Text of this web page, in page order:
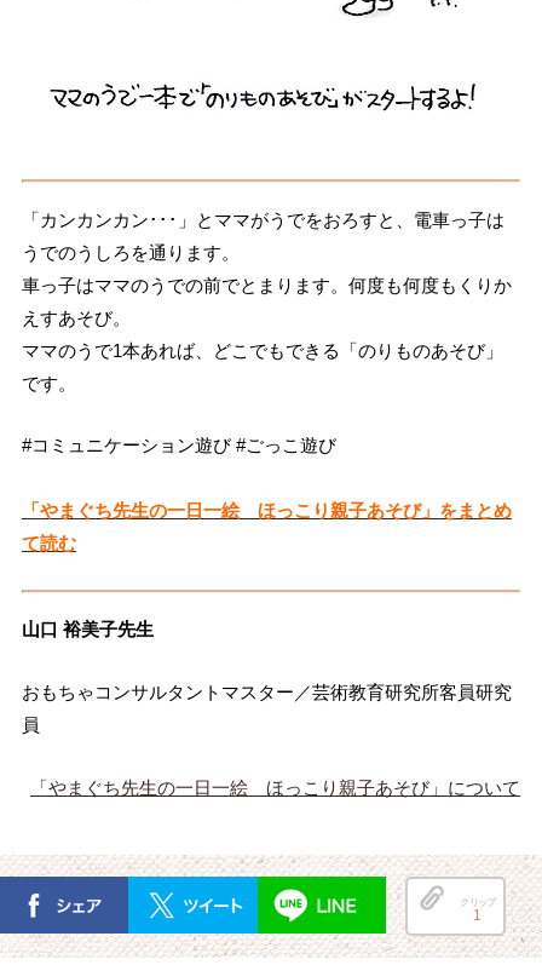
「カンカンカン･･･」とママがうでをおろすと、電車っ子は
うでのうしろを通ります。
車っ子はママのうでの前でとまります。何度も何度もくりか
えすあそび。
ママのうで1本あれば、どこでもできる「のりものあそび」
です。
#コミュニケーション遊び #ごっこ遊び
「やまぐち先生の一日一絵 ほっこり親子あそび」をまとめ
て読む
山口 裕美子先生
おもちゃコンサルタントマスター／芸術教育研究所客員研究
員
「やまぐち先生の一日一絵 ほっこり親子あそび」について
クリップ
1